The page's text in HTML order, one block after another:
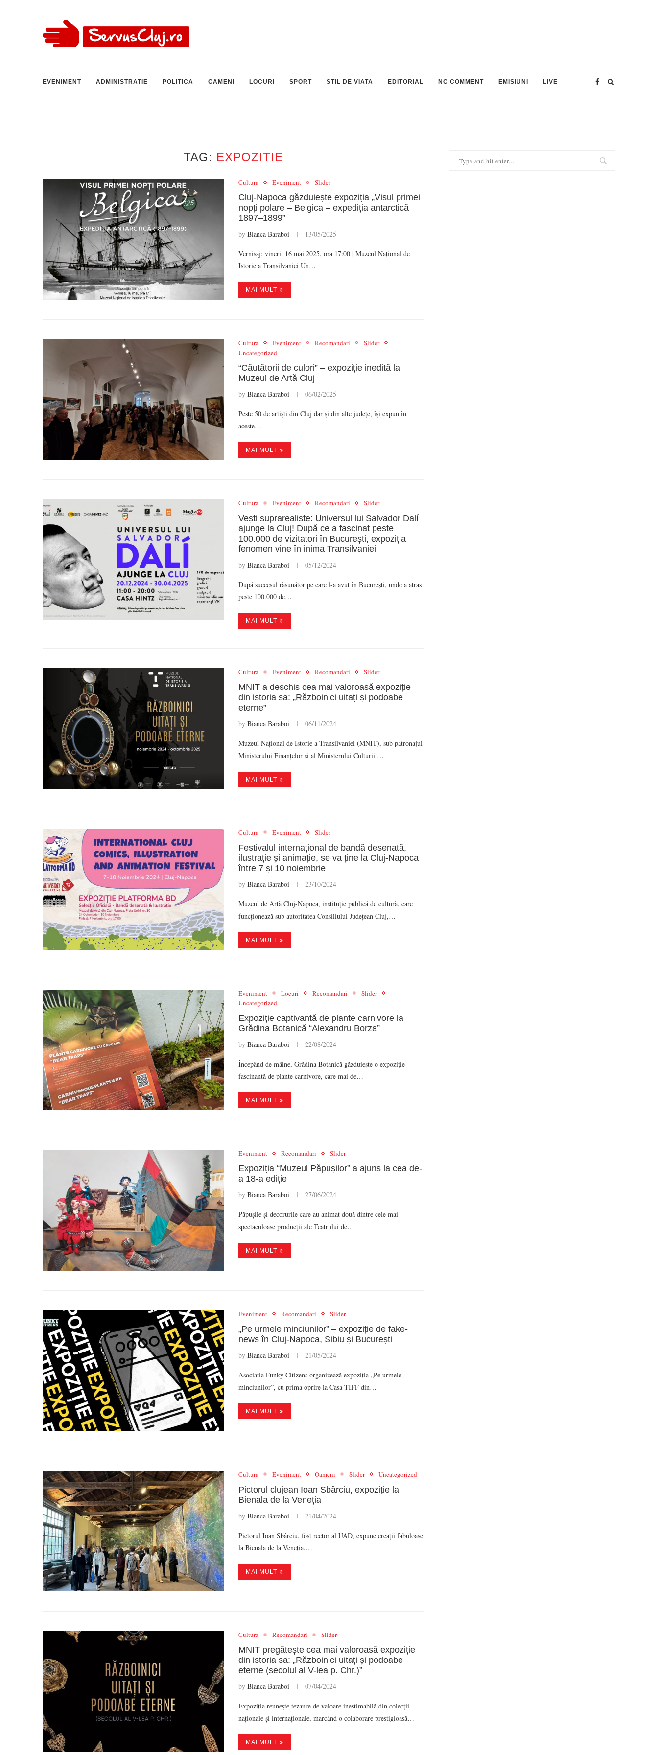
EVENIMENT ADMINISTRATIE POLITICA OAMENI LOCURI SPORT STIL DE VIATA EDITORIAL NO COMMENT EMISIUNI LIVE
TAG: EXPOZITIE
Cultura Eveniment Slider
Cluj-Napoca găzduiește expoziția „Visul primei
nopți polare – Belgica – expediția antarctică
1897–1899”
by Bianca Baraboi 13/05/2025
Vernisaj: vineri, 16 mai 2025, ora 17:00 | Muzeul Național de
Istorie a Transilvaniei Un…
MAI MULT
Cultura Eveniment Recomandari
Slider
Uncategorized
“Căutătorii de culori” – expoziție inedită la
Muzeul de Artă Cluj
by Bianca Baraboi 06/02/2025
Peste 50 de artiști din Cluj dar și din alte județe, își expun în
aceste…
MAI MULT
Cultura Eveniment Recomandari Slider
Vești suprarealiste: Universul lui Salvador Dalí
ajunge la Cluj! După ce a fascinat peste
100.000 de vizitatori în București, expoziția
fenomen vine în inima Transilvaniei
by Bianca Baraboi 05/12/2024
După succesul răsunător pe care l-a avut în București, unde a atras
peste 100.000 de…
MAI MULT
Cultura Eveniment Recomandari Slider
MNIT a deschis cea mai valoroasă expoziție
din istoria sa: „Războinici uitați și podoabe
eterne”
by Bianca Baraboi 06/11/2024
Muzeul Național de Istorie a Transilvaniei (MNIT), sub patronajul
Ministerului Finanțelor și al Ministerului Culturii,…
MAI MULT
Cultura Eveniment Slider
Festivalul internațional de bandă desenată,
ilustrație și animație, se va ține la Cluj-Napoca
între 7 și 10 noiembrie
by Bianca Baraboi 23/10/2024
Muzeul de Artă Cluj-Napoca, instituție publică de cultură, care
funcționează sub autoritatea Consiliului Județean Cluj,…
MAI MULT
Eveniment Locuri Recomandari
Slider
Uncategorized
Expoziție captivantă de plante carnivore la
Grădina Botanică “Alexandru Borza”
by Bianca Baraboi 22/08/2024
Începând de mâine, Grădina Botanică găzduiește o expoziție
fascinantă de plante carnivore, care mai de…
MAI MULT
Eveniment Recomandari Slider
Expoziția “Muzeul Păpușilor” a ajuns la cea de-
a 18-a ediție
by Bianca Baraboi 27/06/2024
Păpușile și decorurile care au animat două dintre cele mai
spectaculoase producții ale Teatrului de…
MAI MULT
Eveniment Recomandari Slider
„Pe urmele minciunilor” – expoziție de fake-
news în Cluj-Napoca, Sibiu și București
by Bianca Baraboi 21/05/2024
Asociația Funky Citizens organizează expoziția „Pe urmele
minciunilor”, cu prima oprire la Casa TIFF din…
MAI MULT
Cultura Eveniment Oameni Slider Uncategorized
Pictorul clujean Ioan Sbârciu, expoziție la
Bienala de la Veneția
by Bianca Baraboi 21/04/2024
Pictorul Ioan Sbârciu, fost rector al UAD, expune creații fabuloase
la Bienala de la Veneția.…
MAI MULT
Cultura Recomandari Slider
MNIT pregătește cea mai valoroasă expoziție
din istoria sa: „Războinici uitați și podoabe
eterne (secolul al V-lea p. Chr.)”
by Bianca Baraboi 07/04/2024
Expoziția reunește tezaure de valoare inestimabilă din colecții
naționale și internaționale, marcând o colaborare prestigioasă…
MAI MULT